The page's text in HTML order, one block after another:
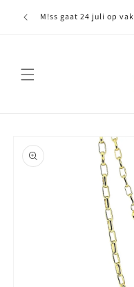
naar deM!ss gaat 24 juli op